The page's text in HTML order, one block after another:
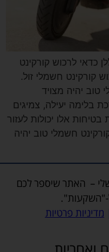
כדאי לרכוש קורקינט
קורקינט חשמלי זול.
טוב יהיה מצויד
בלימה יעילה, צמיגים
בטיחות אלו יכולות לעזור
חשמלי טוב יהיה
– האתר שיספר לכם
"השקעות".
מדיניות פרטיות